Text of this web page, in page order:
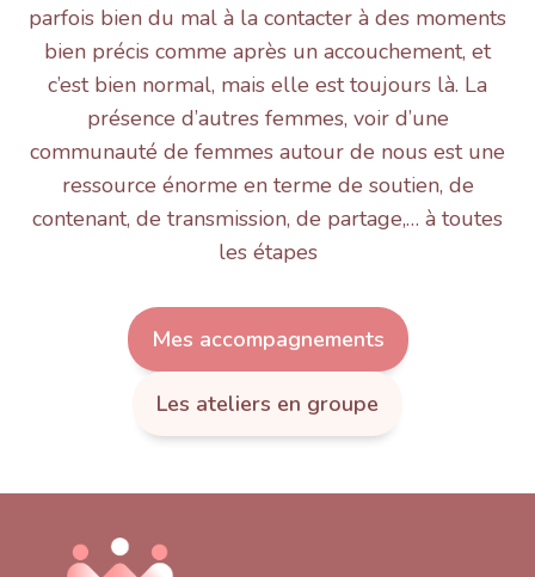
parfois bien du mal à la contacter à des moments
bien précis comme après un accouchement, et
c’est bien normal, mais elle est toujours là. La
présence d’autres femmes, voir d’une
communauté de femmes autour de nous est une
ressource énorme en terme de soutien, de
contenant, de transmission, de partage,… à toutes
les étapes
Mes accompagnements
Les ateliers en groupe